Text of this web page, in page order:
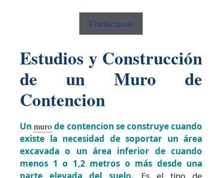
Contáctanos
Estudios y Construcción
de un Muro de
Contencion
Unmuro de contencion se construye cuando
existe la necesidad de soportar un área
excavada o un área inferior de cuando
menos 1 o 1,2 metros o más desde una
parte elevada del suelo. Es el tipo de